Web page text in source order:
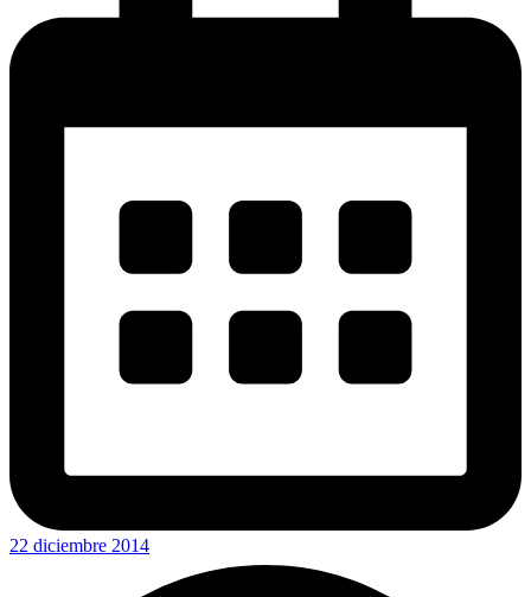
22 diciembre 2014